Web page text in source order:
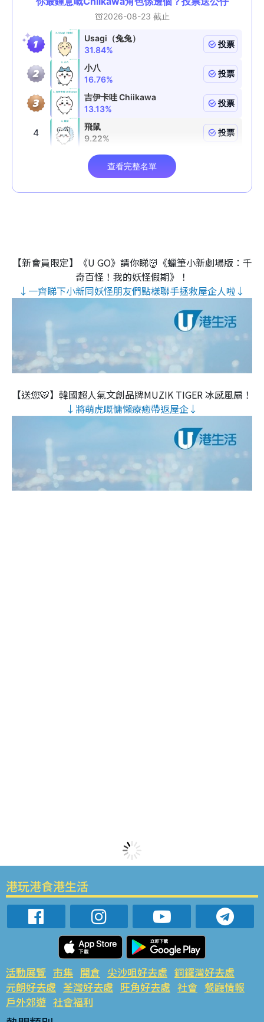
【新會員限定】《U GO》請你睇👹《蠟筆小新劇場版：千
奇百怪！我的妖怪假期》！
↓一齊睇下小新同妖怪朋友們點樣聯手拯救屋企人啦↓
【送您🐯】韓國超人氣文創品牌MUZIK TIGER 冰感風扇！
↓將萌虎嘅慵懶療癒帶返屋企↓
港玩港食港生活
活動展覽 市集 開倉 尖沙咀好去處 銅鑼灣好去處
元朗好去處 荃灣好去處 旺角好去處 社會 餐廳情報
戶外郊遊 社會福利